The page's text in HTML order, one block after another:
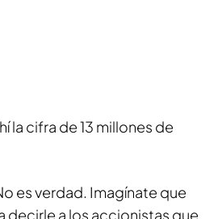
la cifra de 13 millones de
es verdad. Imagínate que
decirle a los accionistas que